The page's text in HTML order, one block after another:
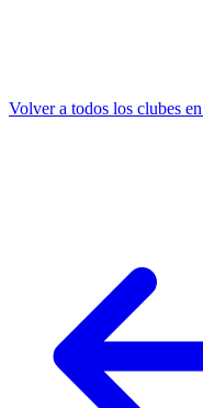
Volver a todos los clubes